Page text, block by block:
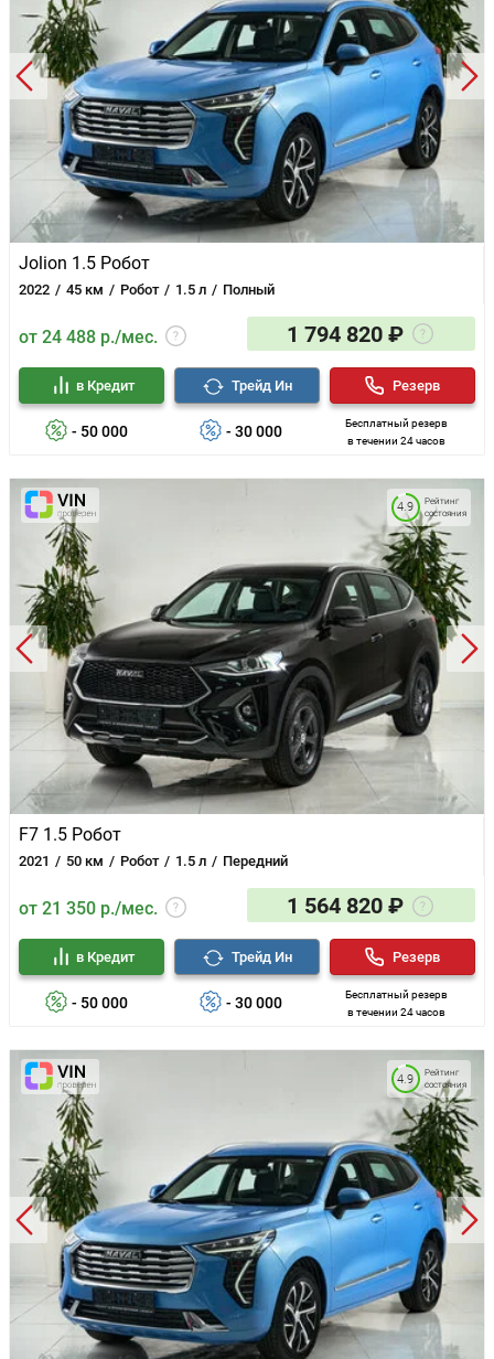
Jolion 1.5 Робот
2022 45 км Робот 1.5 л Полный
от 24 488 р./мес. 1 794 820 ₽
- 50 000
в Кредит
- 30 000
Трейд Ин
Бесплатный резерв
в течении 24 часов
Резерв
F7 1.5 Робот
2021 50 км Робот 1.5 л Передний
Рейтинг
состояния
4.9
от 21 350 р./мес. 1 564 820 ₽
- 50 000
в Кредит
- 30 000
Трейд Ин
Бесплатный резерв
в течении 24 часов
Резерв
Рейтинг
состояния
4.9